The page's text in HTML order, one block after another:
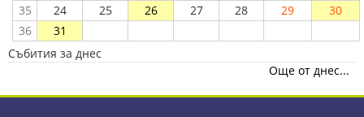
35
24 25 26 27 28 29
30
36
31
Събития за днес
Още от днес...